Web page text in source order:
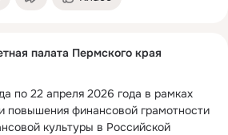
палата Пермского края
по 22 апреля 2026 года в рамках
повышения финансовой грамотности
культуры в Российской